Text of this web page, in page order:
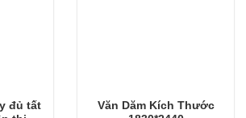
đủ tất
Văn Dăm Kích Thước